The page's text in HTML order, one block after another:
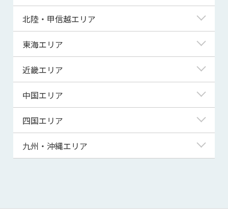
青森県
宮城県
秋田県
山形県
東京都
神奈川県
埼玉県
千葉県
茨城県
群馬県
北陸・甲信越エリア
新潟県
富山県
福井県
山梨県
長野県
東海エリア
岐阜県
静岡県
三重県
近畿エリア
滋賀県
京都府
大阪府
兵庫県
和歌山県
中国エリア
鳥取県
島根県
山口県
四国エリア
徳島県
高知県
九州・沖縄エリア